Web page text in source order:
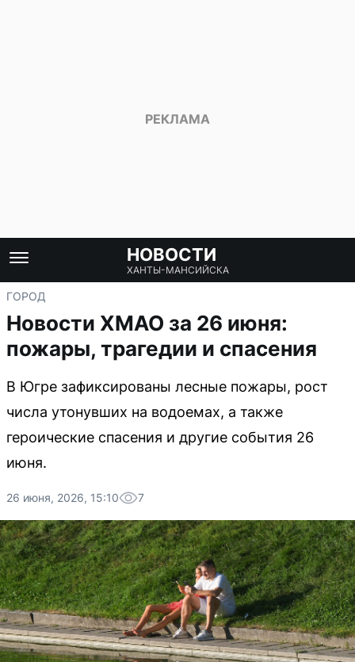
НОВОСТИ
ХАНТЫ-МАНСИЙСКА
ГОРОД
Новости ХМАО за 26 июня:
пожары, трагедии и спасения
В Югре зафиксированы лесные пожары, рост
числа утонувших на водоемах, а также
героические спасения и другие события 26
июня.
26 июня, 2026, 15:10 7